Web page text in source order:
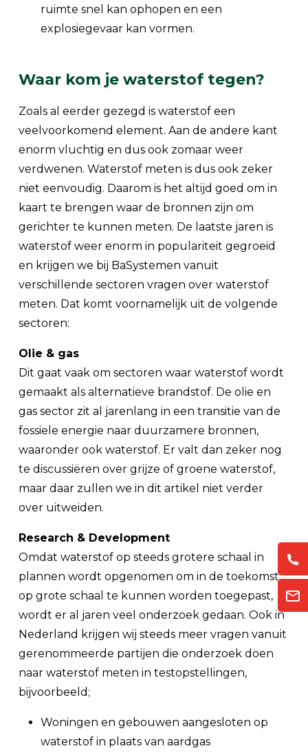
ruimte snel kan ophopen en een
explosiegevaar kan vormen.
Waar kom je waterstof tegen?
Zoals al eerder gezegd is waterstof een
veelvoorkomend element. Aan de andere kant
enorm vluchtig en dus ook zomaar weer
verdwenen. Waterstof meten is dus ook zeker
niet eenvoudig. Daarom is het altijd goed om in
kaart te brengen waar de bronnen zijn om
gerichter te kunnen meten. De laatste jaren is
waterstof weer enorm in populariteit gegroeid
en krijgen we bij BaSystemen vanuit
verschillende sectoren vragen over waterstof
meten. Dat komt voornamelijk uit de volgende
sectoren:
Olie & gas
Dit gaat vaak om sectoren waar waterstof wordt
gemaakt als alternatieve brandstof. De olie en
gas sector zit al jarenlang in een transitie van de
fossiele energie naar duurzamere bronnen,
waaronder ook waterstof. Er valt dan zeker nog
te discussiëren over grijze of groene waterstof,
maar daar zullen we in dit artikel niet verder
over uitweiden.
Research & Development
Omdat waterstof op steeds grotere schaal in
plannen wordt opgenomen om in de toekomst
op grote schaal te kunnen worden toegepast,
wordt er al jaren veel onderzoek gedaan. Ook in
Nederland krijgen wij steeds meer vragen vanuit
gerenommeerde partijen die onderzoek doen
naar waterstof meten in testopstellingen,
bijvoorbeeld;
Woningen en gebouwen aangesloten op
waterstof in plaats van aardgas